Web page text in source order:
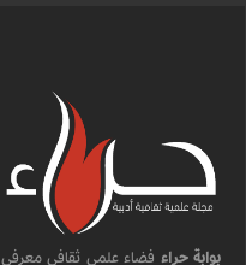
بوابة حراء فضاء علمي ثقافي معرفي